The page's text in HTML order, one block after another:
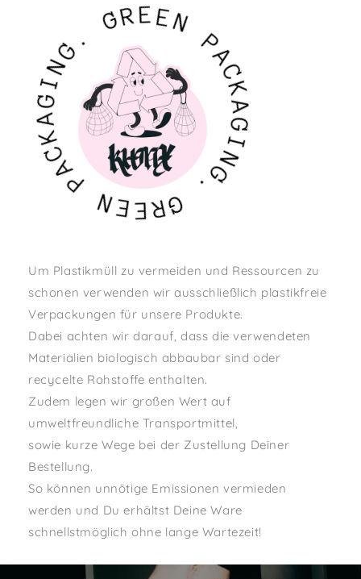
G
R
E
E
N
P
A
C
K
A
G
I
NG . GREEN
P
A
C
K
A
G
I
N
G
.
Um Plastikmüll zu vermeiden und Ressourcen zu
schonen verwenden wir ausschließlich plastikfreie
Verpackungen für unsere Produkte.
Dabei achten wir darauf, dass die verwendeten
Materialien biologisch abbaubar sind oder
recycelte Rohstoffe enthalten.
Zudem legen wir großen Wert auf
umweltfreundliche Transportmittel,
sowie kurze Wege bei der Zustellung Deiner
Bestellung.
So können unnötige Emissionen vermieden
werden und Du erhältst Deine Ware
schnellstmöglich ohne lange Wartezeit!